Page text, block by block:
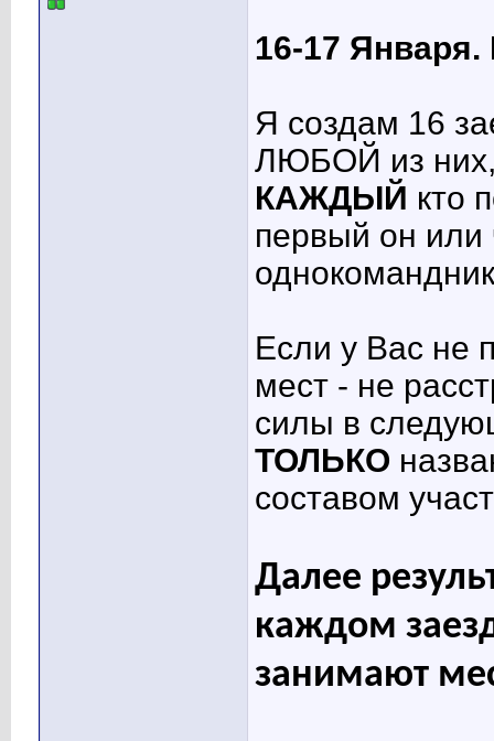
16-17
Я создам 16
ЛЮБОЙ из них,
КАЖДЫЙ кто
первый он или
Если у Вас не
мест - не
силы в
ТОЛЬКО
составом
Далее
каждом
занимают